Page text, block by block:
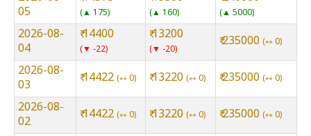
05
▲ 175 ▲ 160 ▲ 5000
2026-08-
04
₹ 14400
▼ -22
₹ 13200
▼ -20
₹ 235000 ⇿ 0
2026-08-
03
₹ 14422 ⇿ 0 ₹ 13220 ⇿ 0 ₹ 235000 ⇿ 0
2026-08-
02
₹ 14422 ⇿ 0 ₹ 13220 ⇿ 0 ₹ 235000 ⇿ 0